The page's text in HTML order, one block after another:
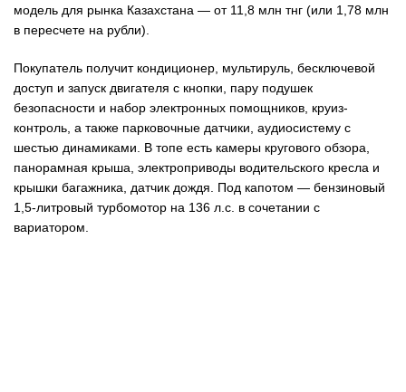
модель для рынка Казахстана — от 11,8 млн тнг (или 1,78 млн
в пересчете на рубли).
Покупатель получит кондиционер, мультируль, бесключевой
доступ и запуск двигателя с кнопки, пару подушек
безопасности и набор электронных помощников, круиз-
контроль, а также парковочные датчики, аудиосистему с
шестью динамиками. В топе есть камеры кругового обзора,
панорамная крыша, электроприводы водительского кресла и
крышки багажника, датчик дождя. Под капотом — бензиновый
1,5-литровый турбомотор на 136 л.с. в сочетании с
вариатором.